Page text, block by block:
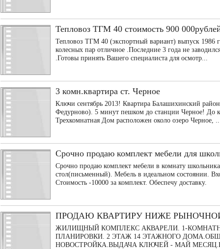
Тепловоз ТГМ 40 стоимость 900
Тепловоз ТГМ 40 (экспортный вариант) выпуск 1986
колесных пар отличное .Последние 3 года не
.Готовы принять Вашего специалиста для осмотр...
3 комн.квартира ст. Черное
Ключи сентябрь 2013! Квартира Балашихинский
Федурново). 5 минут пешком до станции Черное! До
Трехкомнатная Дом расположен около озеро Черное,
Срочно продаю комплект мебели для
Срочно продаю комплект мебели в комнату
стол(письменный). Мебель в идеальном состоянии.
Стоимость -10000 за комплект. Обеспечу доставку.
ПРОДАЮ КВАРТИРУ НИЖЕ
ЖИЛИЩНЫЙ КОМПЛЕКС АКВАРЕЛИ. 1-
ПЛАНИРОВКИ. 2 ЭТАЖ 14 ЭТАЖНОГО
НОВОСТРОЙКА.ВЫДАЧА КЛЮЧЕЙ - МАЙ